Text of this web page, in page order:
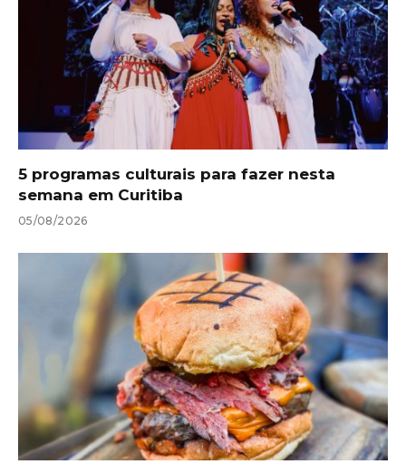
5 programas culturais para fazer nesta
semana em Curitiba
05/08/2026